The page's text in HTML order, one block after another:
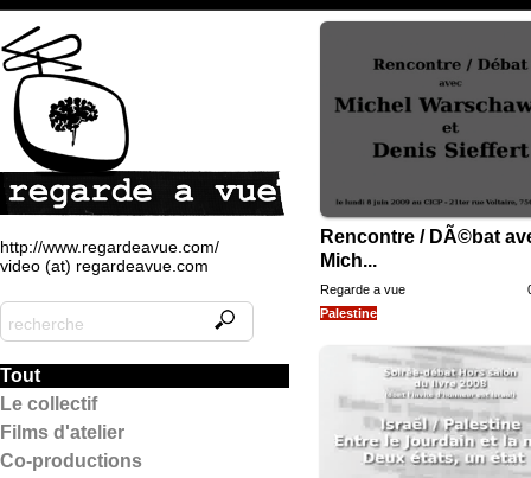
Rencontre / DÃ©bat
Mich...
Regarde a vue
Palestine
http://www.regardeavue.com/
video (at) regardeavue.com
Tout
Le collectif
Films d'atelier
Co-productions